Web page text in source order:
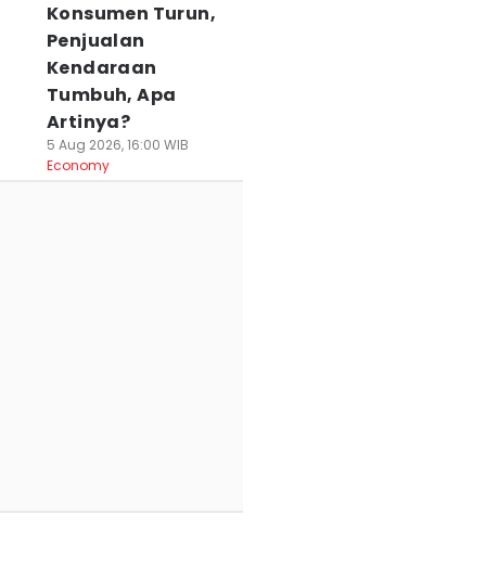
Konsumen Turun,
Penjualan
Kendaraan
Tumbuh, Apa
Artinya?
5 Aug 2026, 16:00 WIB
Economy